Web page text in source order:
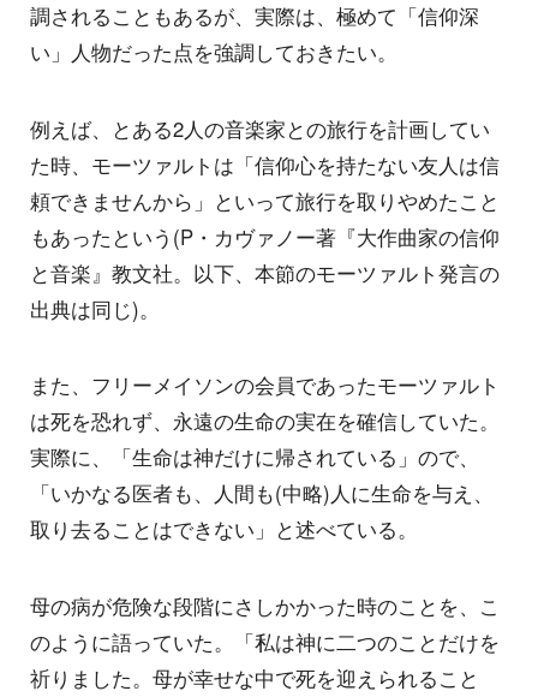
調されることもあるが、実際は、極めて「信仰深
い」人物だった点を強調しておきたい。
例えば、とある2人の音楽家との旅行を計画してい
た時、モーツァルトは「信仰心を持たない友人は信
頼できませんから」といって旅行を取りやめたこと
もあったという(P・カヴァノー著『大作曲家の信仰
と音楽』教文社。以下、本節のモーツァルト発言の
出典は同じ)。
また、フリーメイソンの会員であったモーツァルト
は死を恐れず、永遠の生命の実在を確信していた。
実際に、「生命は神だけに帰されている」ので、
「いかなる医者も、人間も(中略)人に生命を与え、
取り去ることはできない」と述べている。
母の病が危険な段階にさしかかった時のことを、こ
のように語っていた。「私は神に二つのことだけを
祈りました。母が幸せな中で死を迎えられること